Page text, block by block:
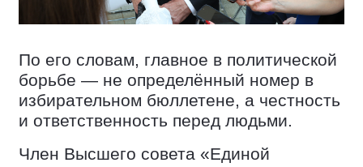
По его словам, главное в политической
борьбе — не определённый номер в
избирательном бюллетене, а честность
и ответственность перед людьми.
Член Высшего совета «Единой